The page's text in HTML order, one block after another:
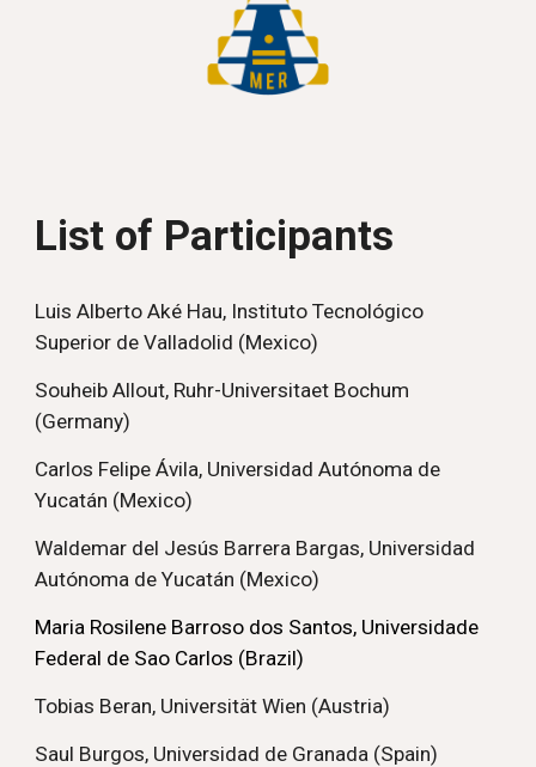
List of Participants
Luis Alberto Aké Hau, Instituto Tecnológico
Superior de Valladolid (Mexico)
Souheib Allout, Ruhr-Universitaet Bochum
(Germany)
Carlos Felipe Ávila, Universidad Autónoma de
Yucatán (Mexico)
Waldemar del Jesús Barrera Bargas, Universidad
Autónoma de Yucatán (Mexico)
Maria Rosilene Barroso dos Santos, Universidade
Federal de Sao Carlos (Brazil)
Tobias Beran, Universität Wien (Austria)
Saul Burgos, Universidad de Granada (Spain)